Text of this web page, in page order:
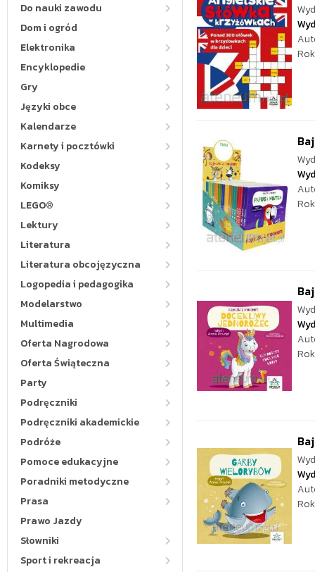
Do nauki zawodu
Dom i ogród
Elektronika
Encyklopedie
Gry
Języki obce
Kalendarze
Karnety i pocztówki
Kodeksy
Komiksy
LEGO®
Lektury
Literatura
Literatura obcojęzyczna
Logopedia i pedagogika
Modelarstwo
Multimedia
Oferta Nagrodowa
Oferta Świąteczna
Party
Podręczniki
Podręczniki akademickie
Podróże
Pomoce edukacyjne
Poradniki metodyczne
Prasa
Prawo Jazdy
Słowniki
Sport i rekreacja